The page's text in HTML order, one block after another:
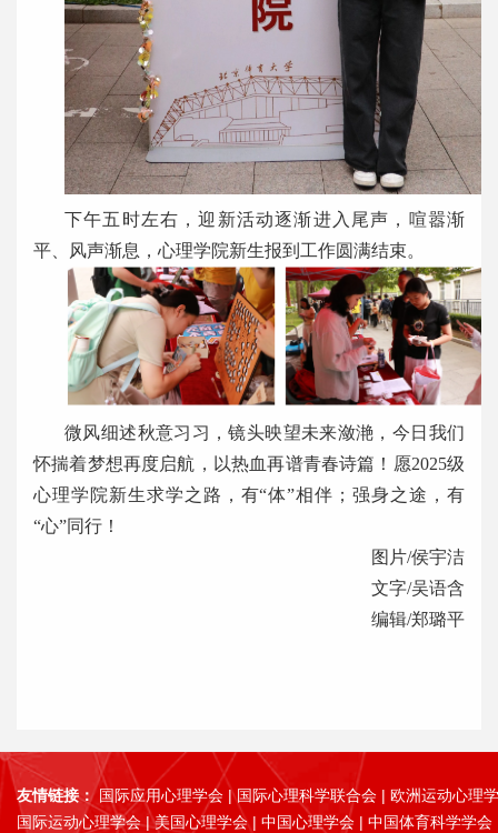
下午五时左右，迎新活动逐渐进入尾声，喧嚣渐
平、风声渐息，心理学院新生报到工作圆满结束。
微风细述秋意习习，镜头映望未来潋滟，今日我们
怀揣着梦想再度启航，以热血再谱青春诗篇！愿2025级
心理学院新生求学之路，有“体”相伴；强身之途，有
“心”同行！
图片/侯宇洁
文字/吴语含
编辑/郑璐平
友情链接：国际应用心理学会 |国际心理科学联合会 | 欧洲运动心理
国际运动心理学会|美国心理学会| 中国心理学会 | 中国体育科学学会